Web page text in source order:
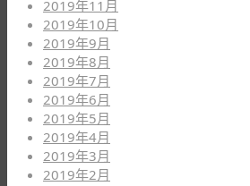
2019年11月
2019年10月
2019年9月
2019年8月
2019年7月
2019年6月
2019年5月
2019年4月
2019年3月
2019年2月